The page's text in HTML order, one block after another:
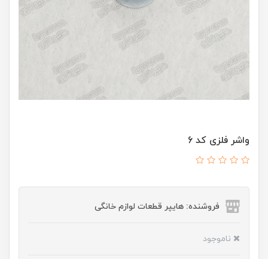
واشر فلزی کد 6
فروشنده: هایپر قطعات لوازم خانگی
ناموجود